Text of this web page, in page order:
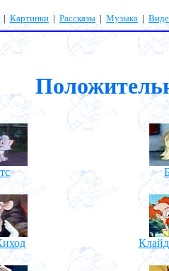
|Картинки | Рассказы | Музыка |